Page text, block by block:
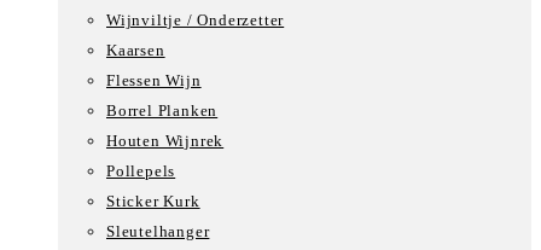
Wijnviltje / Onderzetter
Kaarsen
Flessen Wijn
Borrel Planken
Houten Wijnrek
Pollepels
Sticker Kurk
Sleutelhanger